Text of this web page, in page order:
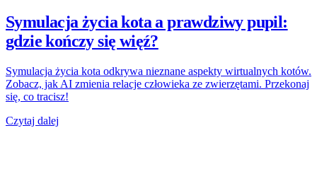
Symulacja życia kota a prawdziwy pupil:
gdzie kończy się więź?
Symulacja życia kota odkrywa nieznane aspekty wirtualnych kotów.
Zobacz, jak AI zmienia relacje człowieka ze zwierzętami. Przekonaj
się, co tracisz!
Czytaj dalej